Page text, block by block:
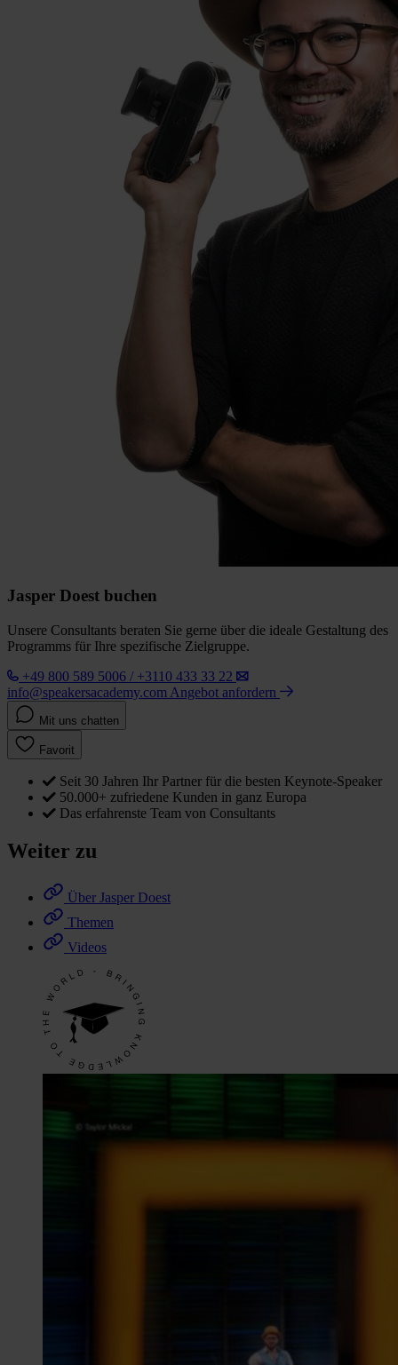
Jasper Doest buchen
Unsere Consultants beraten Sie gerne über die ideale Gestaltung des
Programms für Ihre spezifische Zielgruppe.
+49 800 589 5006 / +3110 433 33 22
info@speakersacademy.com Angebot anfordern
Mit uns chatten
Favorit
Seit 30 Jahren Ihr Partner für die besten Keynote-Speaker
50.000+ zufriedene Kunden in ganz Europa
Das erfahrenste Team von Consultants
Weiter zu
Über Jasper Doest
Themen
Videos